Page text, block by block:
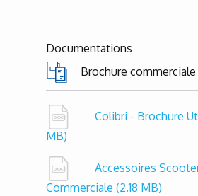
Documentations
Brochure commerciale
Colibri - Brochure
MB)
Accessoires
Commerciale (2.18 MB)